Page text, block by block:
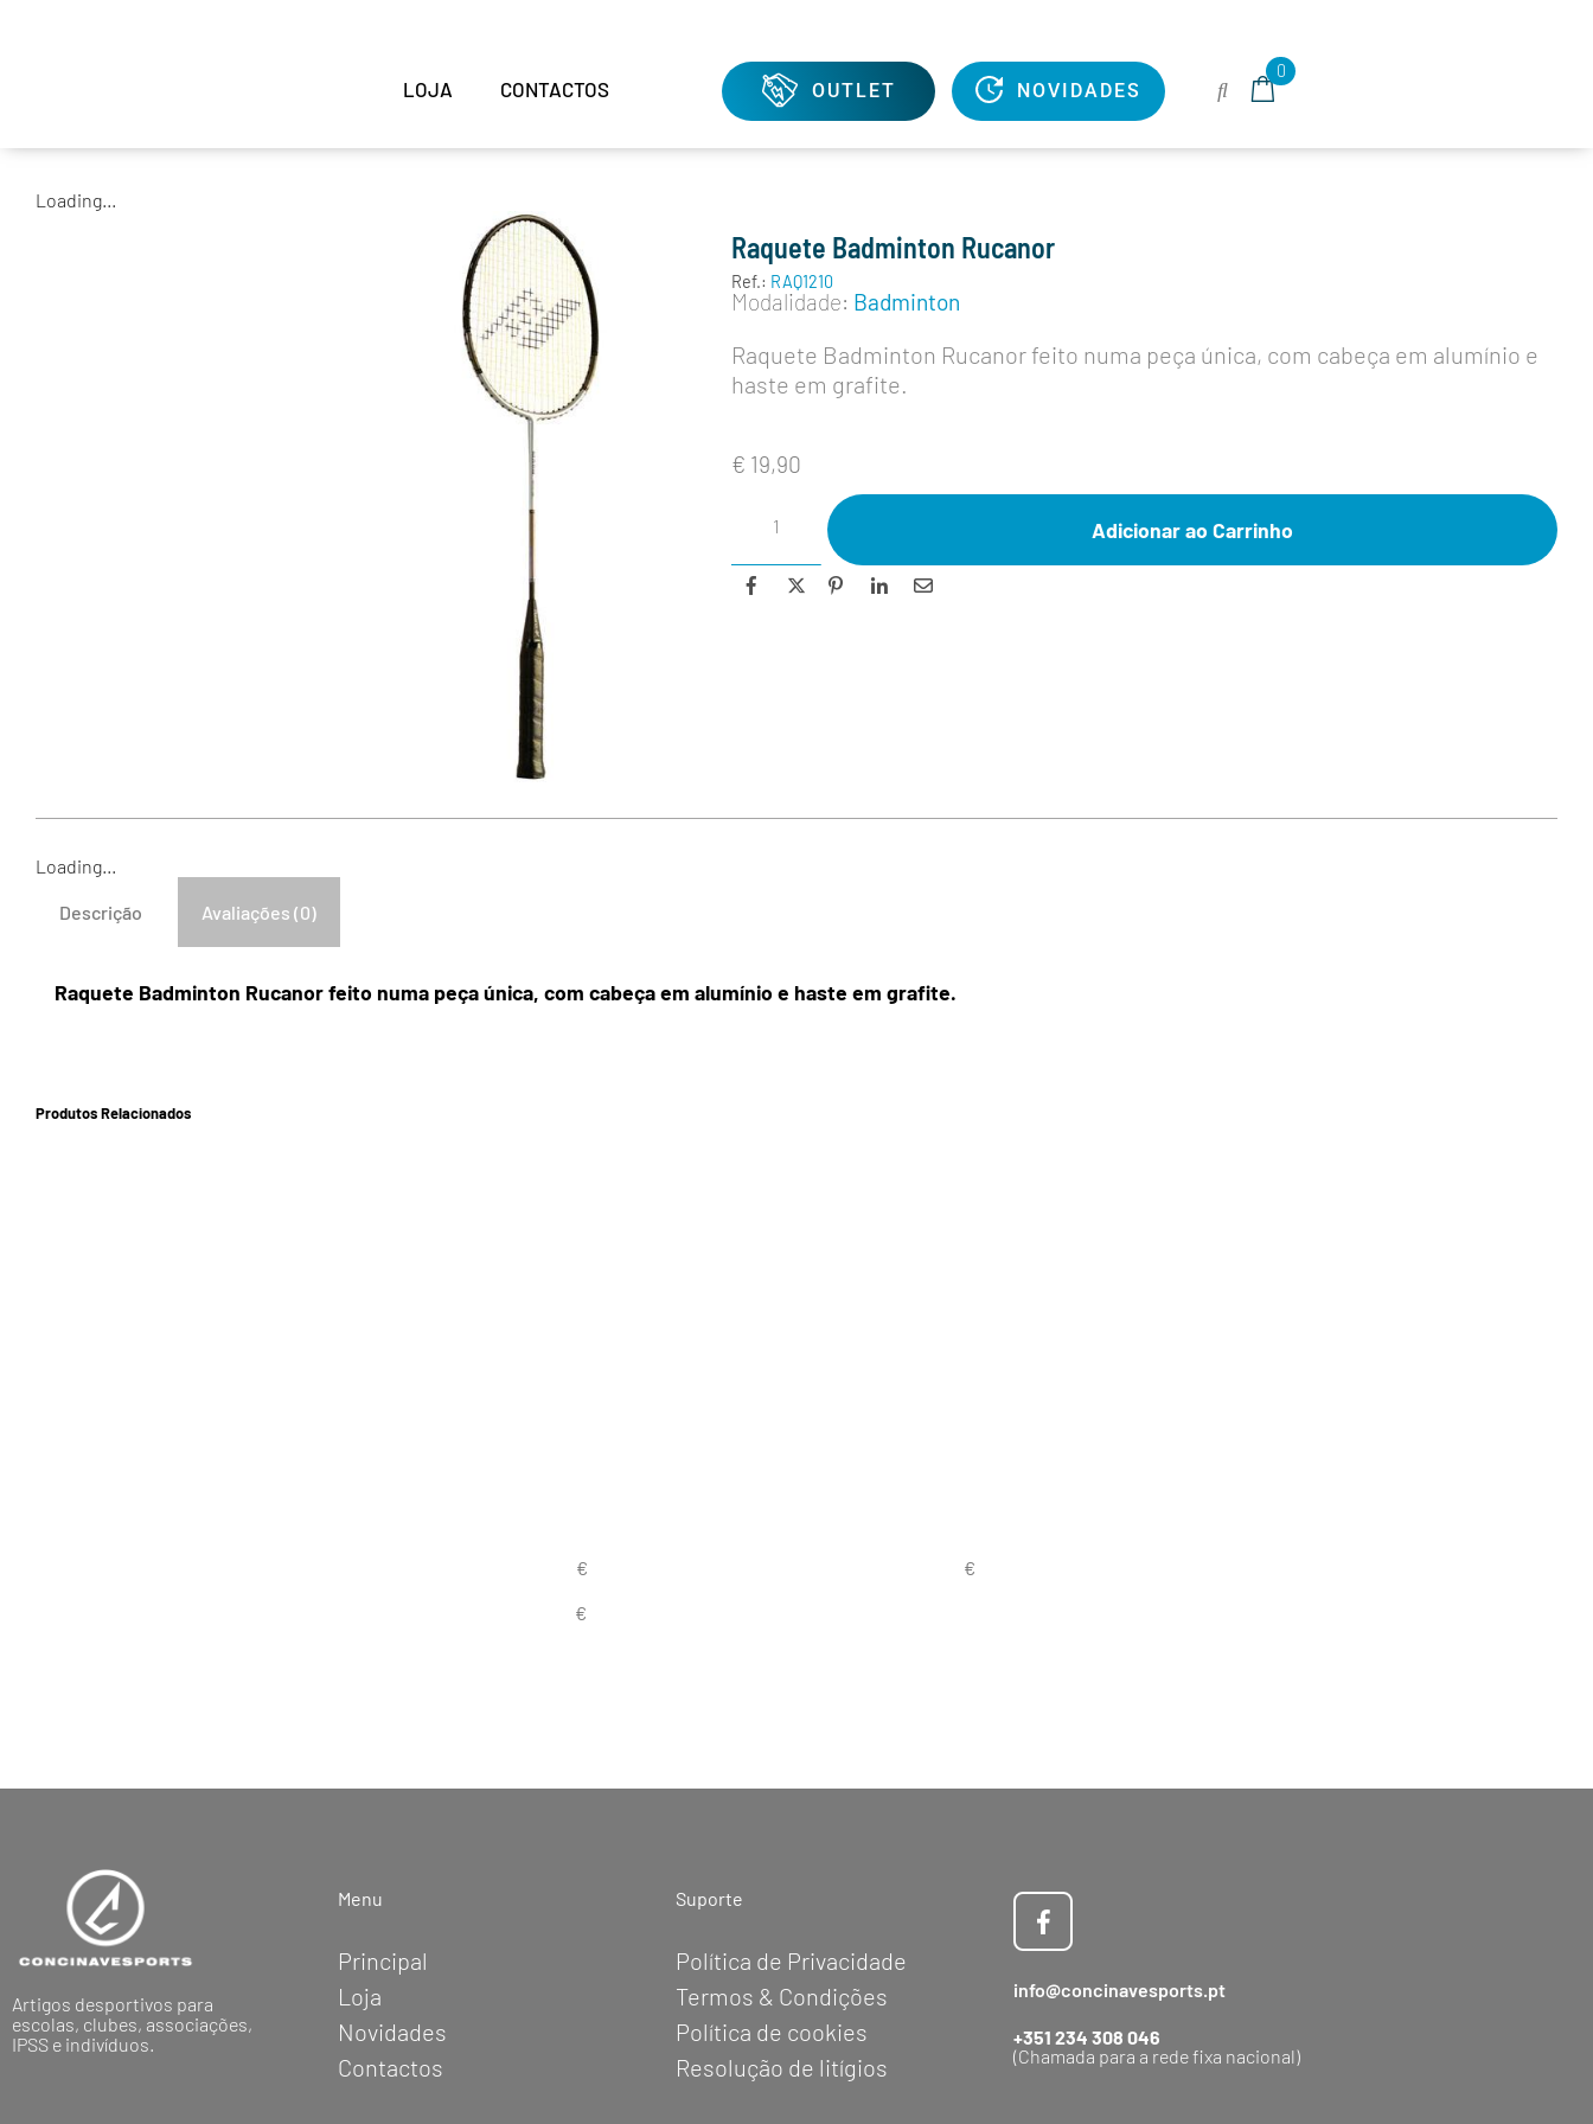
LOJA CONTACTOS OUTLET NOVIDADES
0
Loading...
Raquete Badminton Rucanor
Ref.: RAQ1210
Modalidade: Badminton
Raquete Badminton Rucanor feito numa peça única, com cabeça em alumínio e
haste em grafite.
€ 19,90
Adicionar ao Carrinho
Loading...
Descrição Avaliações (0)
Raquete Badminton Rucanor feito numa peça única, com cabeça em alumínio e haste em grafite.
Produtos Relacionados
Artigos desportivos para
escolas, clubes, associações,
IPSS e indivíduos.
Menu
Principal
Loja
Novidades
Contactos
Suporte
Política de Privacidade
Termos & Condições
Política de cookies
Resolução de litígios
info@concinavesports.pt
+351 234 308 046
(Chamada para a rede fixa nacional)